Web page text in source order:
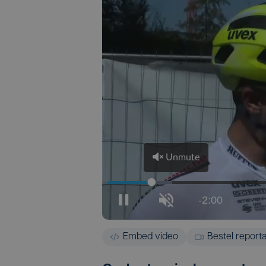
Embed video Bestel